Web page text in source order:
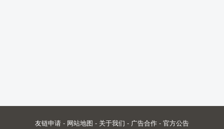
友链申请 - 网站地图 - 关于我们 - 广告合作 - 官方公告